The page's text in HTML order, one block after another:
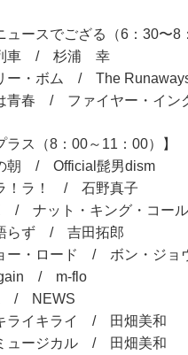
ュースでござる（6：30〜8
車 / 杉浦 幸
・ボム / The
春 / ファイヤー・イン
ラス（8：00～11：00）】
朝 / Official髭男dism
！ラ！ / 石野真子
/ ナット・キング・コール
らず / 吉田拓郎
ー・ロード / ボン・ジョ
/ m-flo
/ NEWS
ライキライ / 田畑美和
ュージカル / 田畑美和